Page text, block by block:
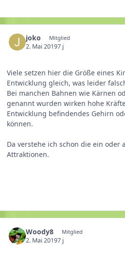
joko Mitglied
2. Mai 20197 j
Viele setzen hier die Größe eines
Entwicklung gleich, was leider
Bei manchen Bahnen wie Kärnen
genannt wurden wirken hohe
Entwicklung befindendes Gehirn
können.
Da verstehe ich schon die ein oder
Attraktionen.
Woody8 Mitglied
2. Mai 20197 j